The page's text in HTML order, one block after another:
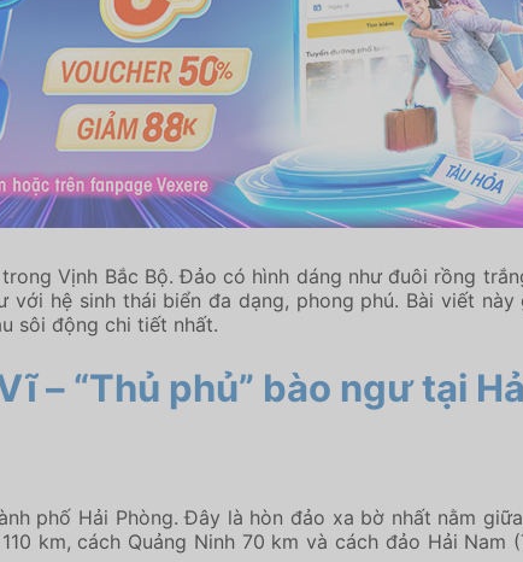
Vịnh Bắc Bộ. Đảo có hình dáng như đuôi rồng
hệ sinh thái biển đa dạng, phong phú. Bài viết
sôi động chi tiết nhất.
– “Thủ phủ” bào ngư tại
phố Hải Phòng. Đây là hòn đảo xa bờ nhất nằm
km, cách Quảng Ninh 70 km và cách đảo Hải Nam